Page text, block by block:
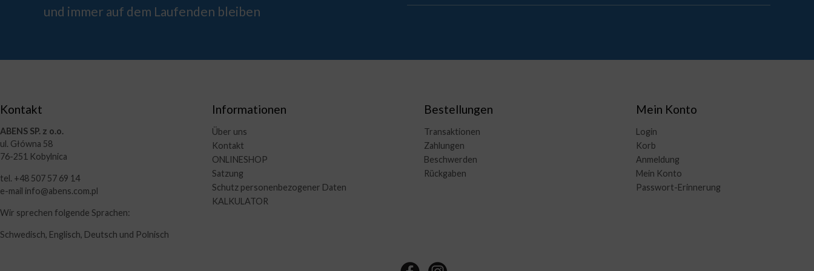
und immer auf dem Laufenden bleiben
Kontakt
ABENS SP. z o.o.
ul. Główna 58
76-251 Kobylnica
tel. +48 507 57 69 14
e-mail info@abens.com.pl
Wir sprechen folgende Sprachen:
Schwedisch, Englisch, Deutsch und Polnisch
Informationen
Über uns
Kontakt
ONLINESHOP
Satzung
Schutz personenbezogener Daten
KALKULATOR
Bestellungen
Transaktionen
Zahlungen
Beschwerden
Rückgaben
Mein Konto
Login
Korb
Anmeldung
Mein Konto
Passwort-Erinnerung